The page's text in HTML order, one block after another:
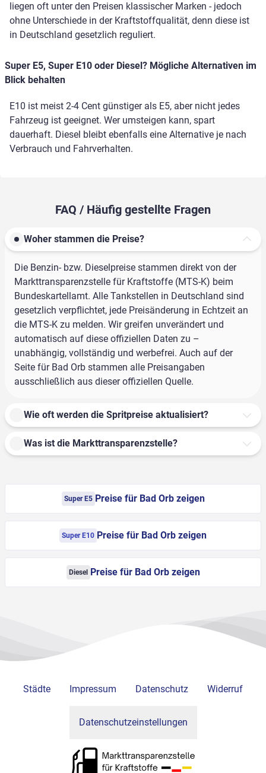
liegen oft unter den Preisen klassischer Marken - jedoch
ohne Unterschiede in der Kraftstoffqualität, denn diese ist
in Deutschland gesetzlich reguliert.
Super E5, Super E10 oder Diesel? Mögliche Alternativen im
Blick behalten
E10 ist meist 2-4 Cent günstiger als E5, aber nicht jedes
Fahrzeug ist geeignet. Wer umsteigen kann, spart
dauerhaft. Diesel bleibt ebenfalls eine Alternative je nach
Verbrauch und Fahrverhalten.
FAQ / Häufig gestellte Fragen
Woher stammen die Preise?
Die Benzin- bzw. Dieselpreise stammen direkt von der
Markttransparenzstelle für Kraftstoffe (MTS-K) beim
Bundeskartellamt. Alle Tankstellen in Deutschland sind
gesetzlich verpflichtet, jede Preisänderung in Echtzeit an
die MTS-K zu melden. Wir greifen unverändert und
automatisch auf diese offiziellen Daten zu –
unabhängig, vollständig und werbefrei. Auch auf der
Seite für Bad Orb stammen alle Preisangaben
ausschließlich aus dieser offiziellen Quelle.
Wie oft werden die Spritpreise aktualisiert?
Was ist die Markttransparenzstelle?
Super E5 Preise für Bad Orb zeigen
Super E10 Preise für Bad Orb zeigen
Diesel Preise für Bad Orb zeigen
Städte Impressum Datenschutz Widerruf
Datenschutzeinstellungen